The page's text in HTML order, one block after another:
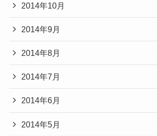
2014年10月
2014年9月
2014年8月
2014年7月
2014年6月
2014年5月